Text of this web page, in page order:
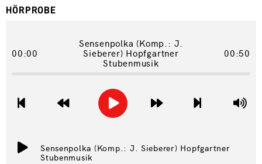
HÖRPROBE
00:00
Sensenpolka (Komp.: J.
Sieberer) Hopfgartner
Stubenmusik
00:50
Sensenpolka (Komp.: J. Sieberer) Hopfgartner
Stubenmusik